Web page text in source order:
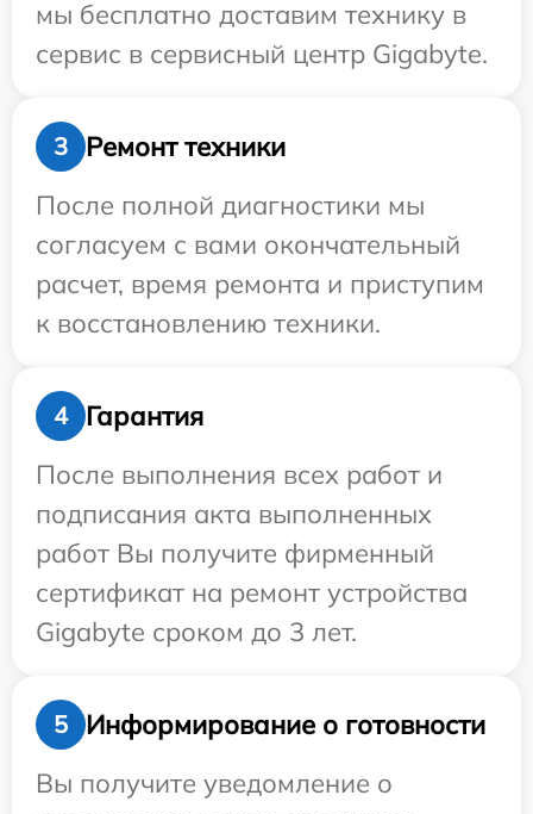
мы бесплатно доставим технику в
сервис в сервисный центр Gigabyte.
3
Ремонт техники
После полной диагностики мы
согласуем с вами окончательный
расчет, время ремонта и приступим
к восстановлению техники.
4
Гарантия
После выполнения всех работ и
подписания акта выполненных
работ Вы получите фирменный
сертификат на ремонт устройства
Gigabyte сроком до 3 лет.
5
Информирование о готовности
Вы получите уведомление о